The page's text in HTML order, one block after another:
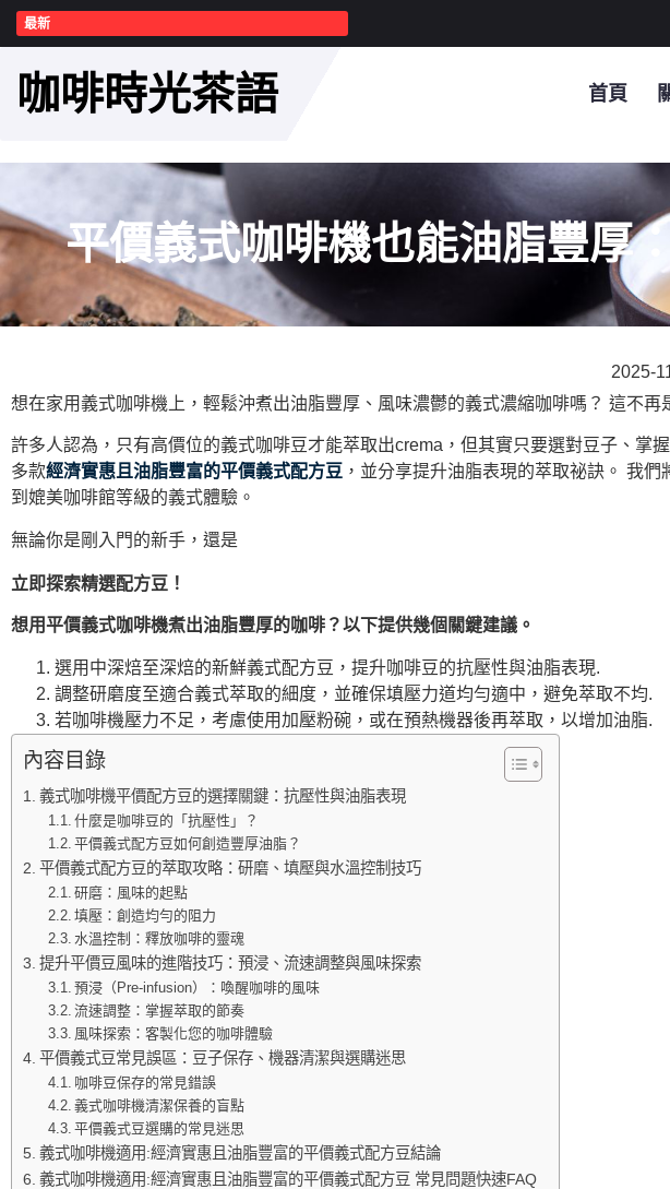
最新
咖啡時光茶語 首頁
平價義式咖啡機也能油脂豐厚
2025-
想在家用義式咖啡機上，輕鬆沖煮出油脂豐厚、風味濃鬱的義式濃縮咖啡嗎？ 這不再
許多人認為，只有高價位的義式咖啡豆才能萃取出crema，但其實只要選對豆子、
多款經濟實惠且油脂豐富的平價義式配方豆 ，並分享提升油脂表現的萃取祕訣。 我
到媲美咖啡館等級的義式體驗。
無論你是剛入門的新手，還是
立即探索精選配方豆！
想用平價義式咖啡機煮出油脂豐厚的咖啡？以下提供幾個關鍵建議。
選用中深焙至深焙的新鮮義式配方豆，提升咖啡豆的抗壓性與油脂表現.
調整研磨度至適合義式萃取的細度，並確保填壓力道均勻適中，避免萃取不均.
若咖啡機壓力不足，考慮使用加壓粉碗，或在預熱機器後再萃取，以增加油脂.
內容目錄
義式咖啡機平價配方豆的選擇關鍵：抗壓性與油脂表現
什麼是咖啡豆的「抗壓性」？
平價義式配方豆如何創造豐厚油脂？
平價義式配方豆的萃取攻略：研磨、填壓與水溫控制技巧
研磨：風味的起點
填壓：創造均勻的阻力
水溫控制：釋放咖啡的靈魂
提升平價豆風味的進階技巧：預浸、流速調整與風味探索
預浸（Pre-infusion）：喚醒咖啡的風味
流速調整：掌握萃取的節奏
風味探索：客製化您的咖啡體驗
平價義式豆常見誤區：豆子保存、機器清潔與選購迷思
咖啡豆保存的常見錯誤
義式咖啡機清潔保養的盲點
平價義式豆選購的常見迷思
義式咖啡機適用:經濟實惠且油脂豐富的平價義式配方豆結論
義式咖啡機適用:經濟實惠且油脂豐富的平價義式配方豆 常見問題快速FAQ